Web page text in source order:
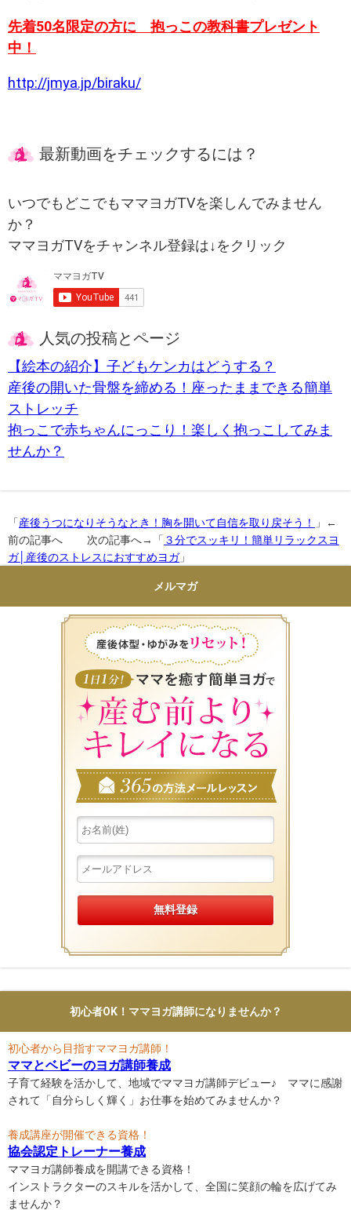
先着50名限定の方に 抱っこの教科書プレゼント
中！
http://jmya.jp/biraku/
最新動画をチェックするには？
いつでもどこでもママヨガTVを楽しんでみません
か？
ママヨガTVをチャンネル登録は↓をクリック
人気の投稿とページ
【絵本の紹介】子どもケンカはどうする？
産後の開いた骨盤を締める！座ったままできる簡単
ストレッチ
抱っこで赤ちゃんにっこり！楽しく抱っこしてみま
せんか？
「産後うつになりそうなとき！胸を開いて自信を取り戻そう！
」←
前の記事へ 次の記事へ→「 ３分でスッキリ！簡単リラックスヨ
ガ│産後のストレスにおすすめヨガ」
メルマガ
初心者OK！ママヨガ講師になりませんか？
初心者から目指すママヨガ講師！
ママとベビーのヨガ講師養成
子育て経験を活かして、地域でママヨガ講師デビュー♪ ママに感謝
されて「自分らしく輝く」お仕事を始めてみませんか？
養成講座が開催できる資格！
協会認定トレーナー養成
ママヨガ講師養成を開講できる資格！
インストラクターのスキルを活かして、全国に笑顔の輪を広げてみ
ませんか？